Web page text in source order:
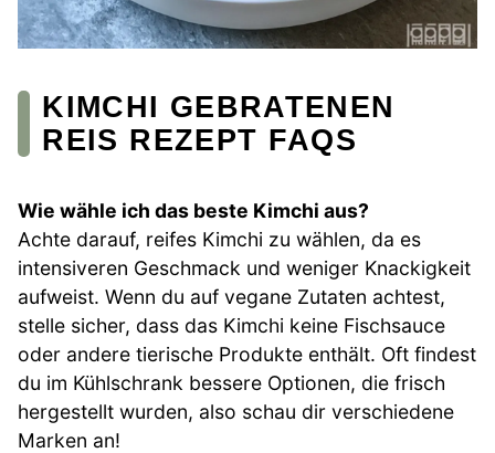
KIMCHI GEBRATENEN
REIS REZEPT FAQS
Wie wähle ich das beste Kimchi aus?
Achte darauf, reifes Kimchi zu wählen, da es
intensiveren Geschmack und weniger Knackigkeit
aufweist. Wenn du auf vegane Zutaten achtest,
stelle sicher, dass das Kimchi keine Fischsauce
oder andere tierische Produkte enthält. Oft findest
du im Kühlschrank bessere Optionen, die frisch
hergestellt wurden, also schau dir verschiedene
Marken an!